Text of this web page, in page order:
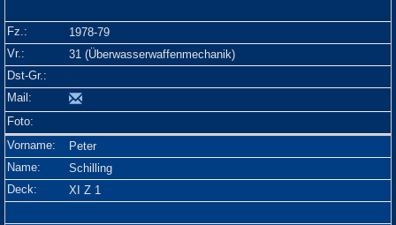
1978-79
31 (Überwasserwaffenmechanik)
Peter
Schilling
XI Z 1